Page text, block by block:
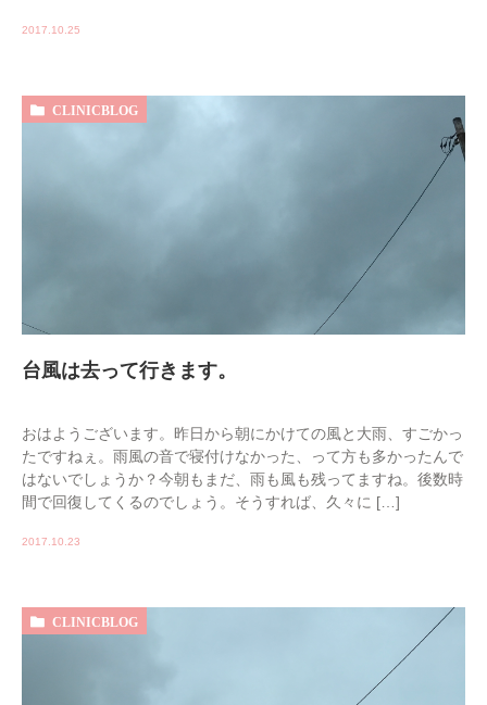
2017.10.25
CLINICBLOG
台風は去って行きます。
おはようございます。昨日から朝にかけての風と大雨、すごかっ
たですねぇ。雨風の音で寝付けなかった、って方も多かったんで
はないでしょうか？今朝もまだ、雨も風も残ってますね。後数時
間で回復してくるのでしょう。そうすれば、久々に […]
2017.10.23
CLINICBLOG